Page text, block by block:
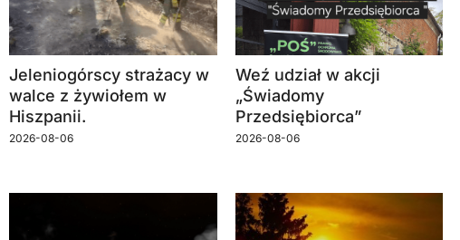
Jeleniogórscy strażacy w
walce z żywiołem w
Hiszpanii.
2026-08-06
Weź udział w akcji
„Świadomy
Przedsiębiorca”
2026-08-06